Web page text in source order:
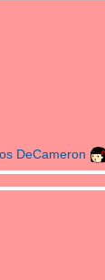
DeCameron